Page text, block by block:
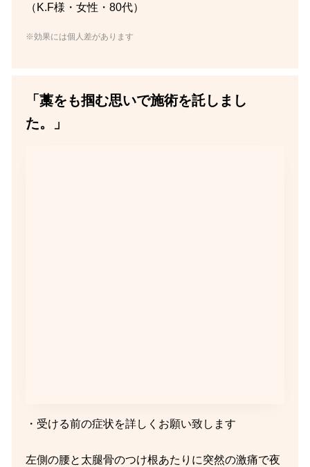
（K.F様・女性・80代）
※効果には個人差があります
「藁をも掴む思いで施術を託しまし
た。」
・受ける前の症状を詳しくお願い致します
左側の腰と太腿骨のつけ根あたりに突然の激痛で夜